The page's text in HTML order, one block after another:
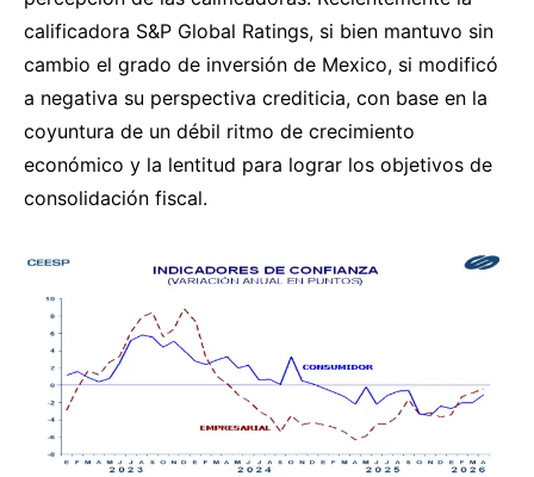
calificadora S&P Global Ratings, si bien mantuvo sin
cambio el grado de inversión de Mexico, si modificó
a negativa su perspectiva crediticia, con base en la
coyuntura de un débil ritmo de crecimiento
económico y la lentitud para lograr los objetivos de
consolidación fiscal.